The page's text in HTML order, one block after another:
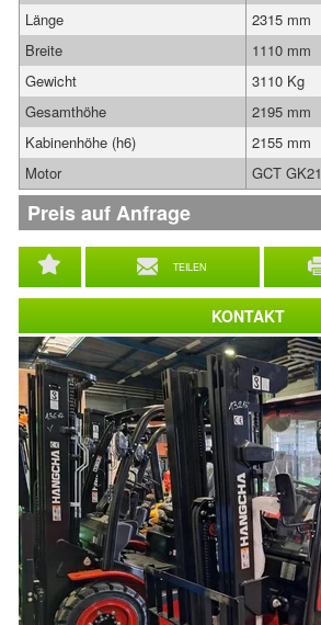
TEILEN
Länge
2315 mm
Breite
1110 mm
Gewicht
3110 Kg
Gesamthöhe
2195 mm
Kabinenhöhe (h6)
2155 mm
Motor
GCT GK21
Preis auf Anfrage
KONTAKT